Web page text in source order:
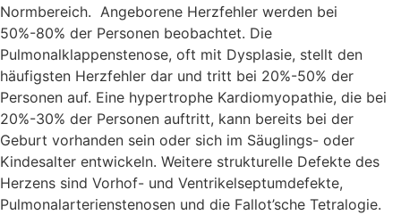
Normbereich. Angeborene Herzfehler werden bei
50%-80% der Personen beobachtet. Die
Pulmonalklappenstenose, oft mit Dysplasie, stellt den
häufigsten Herzfehler dar und tritt bei 20%-50% der
Personen auf. Eine hypertrophe Kardiomyopathie, die bei
20%-30% der Personen auftritt, kann bereits bei der
Geburt vorhanden sein oder sich im Säuglings- oder
Kindesalter entwickeln. Weitere strukturelle Defekte des
Herzens sind Vorhof- und Ventrikelseptumdefekte,
Pulmonalarterienstenosen und die Fallot’sche Tetralogie.